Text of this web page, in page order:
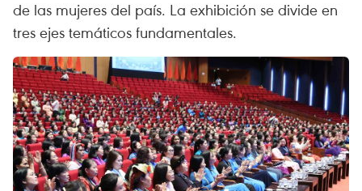
de las mujeres del país. La exhibición se divide en
tres ejes temáticos fundamentales.